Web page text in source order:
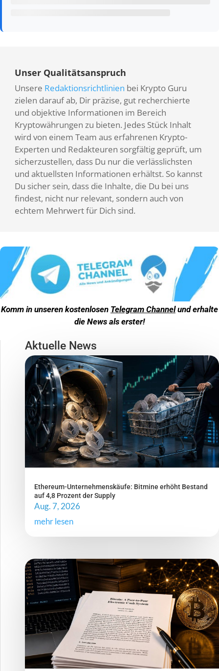
Unser Qualitätsanspruch
Unsere Redaktionsrichtlinien bei Krypto Guru
zielen darauf ab, Dir präzise, gut recherchierte
und objektive Informationen im Bereich
Kryptowährungen zu bieten. Jedes Stück Inhalt
wird von einem Team aus erfahrenen Krypto-
Experten und Redakteuren sorgfältig geprüft, um
sicherzustellen, dass Du nur die verlässlichsten
und aktuellsten Informationen erhältst. So kannst
Du sicher sein, dass die Inhalte, die Du bei uns
findest, nicht nur relevant, sondern auch von
echtem Mehrwert für Dich sind.
Komm in unseren kostenlosen Telegram Channelund erhalte
die News als erster!
Aktuelle News
Ethereum-Unternehmenskäufe: Bitmine erhöht Bestand
auf 4,8 Prozent der Supply
Aug. 7, 2026
mehr lesen